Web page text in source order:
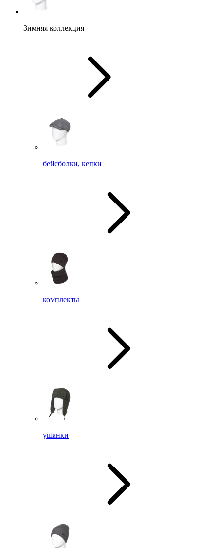
Зимняя коллекция
бейсболки, кепки
комплекты
ушанки